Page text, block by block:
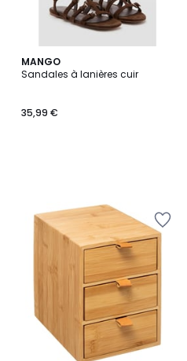
MANGO
Sandales à lanières cuir
35,99 €